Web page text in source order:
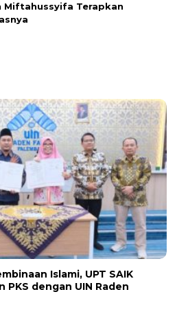
Miftahussyifa Terapkan
Islami, UPT SAIK
PKS dengan UIN Raden